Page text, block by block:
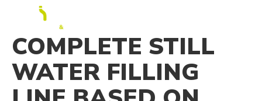
COMPLETE STILL
WATER FILLING